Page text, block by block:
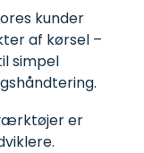
kunder
af kørsel –
simpel
er